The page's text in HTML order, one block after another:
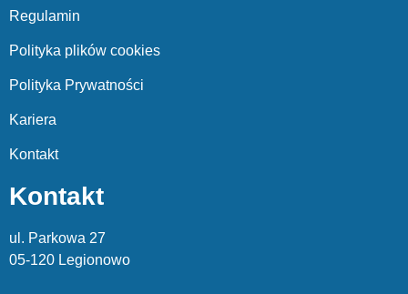
Regulamin
Polityka plików cookies
Polityka Prywatności
Kariera
Kontakt
Kontakt
ul. Parkowa 27
05-120 Legionowo